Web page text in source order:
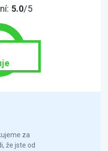
5.0/5
za
že jste od